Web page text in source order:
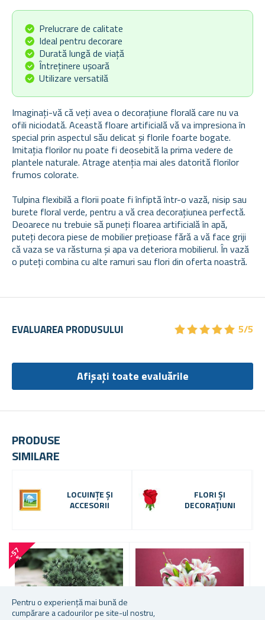
Pentru o experiență mai bună de
cumpărare a cadourilor pe site-ul nostru,
Prelucrare de calitate
Ideal pentru decorare
Durată lungă de viață
Întreținere ușoară
Utilizare versatilă
Imaginați-vă că veți avea o decorațiune florală care nu va
ofili niciodată. Această floare artificială vă va impresiona în
special prin aspectul său delicat și florile foarte bogate.
Imitația florilor nu poate fi deosebită la prima vedere de
plantele naturale. Atrage atenția mai ales datorită florilor
frumos colorate.
Tulpina flexibilă a florii poate fi înfiptă într-o vază, nisip sau
burete floral verde, pentru a vă crea decorațiunea perfectă.
Deoarece nu trebuie să puneți floarea artificială în apă,
puteți decora piese de mobilier prețioase fără a vă face griji
că vaza se va răsturna și apa va deteriora mobilierul. În vază
o puteți combina cu alte ramuri sau flori din oferta noastră.
PRODUSE
SIMILARE
LOCUINȚE ȘI
ACCESORII
FLORI ȘI
DECORAȚIUNI
-
5
7
%
EVALUAREA PRODUSULUI ★★★★★
★★★★★ 5/5
Afișați toate evaluările